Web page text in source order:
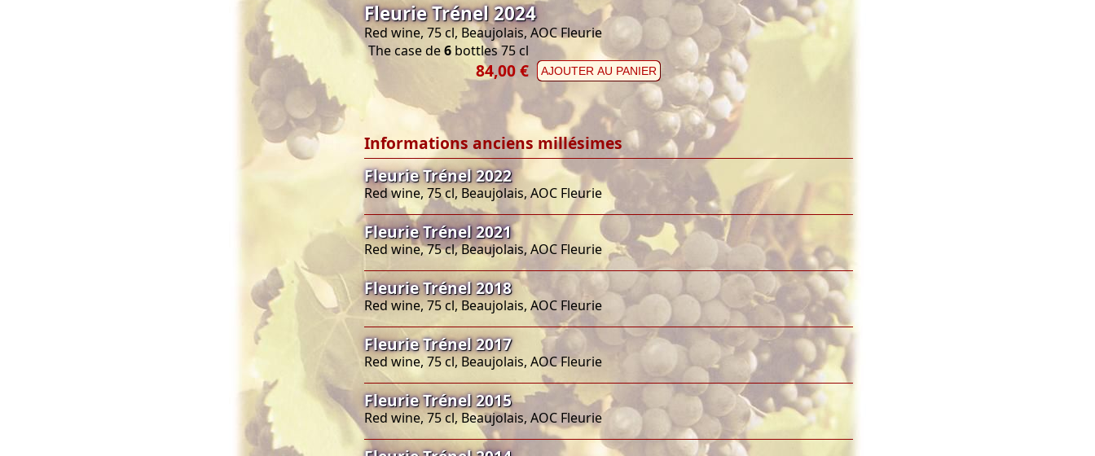
Fleurie Trénel 2024
Red wine, 75 cl, Beaujolais, AOC Fleurie
The case de6 bottles 75 cl
84,00 € AJOUTER AU PANIER
Informations anciens millésimes
Fleurie Trénel 2022
Red wine, 75 cl, Beaujolais, AOC Fleurie
Fleurie Trénel 2021
Red wine, 75 cl, Beaujolais, AOC Fleurie
Fleurie Trénel 2018
Red wine, 75 cl, Beaujolais, AOC Fleurie
Fleurie Trénel 2017
Red wine, 75 cl, Beaujolais, AOC Fleurie
Fleurie Trénel 2015
Red wine, 75 cl, Beaujolais, AOC Fleurie